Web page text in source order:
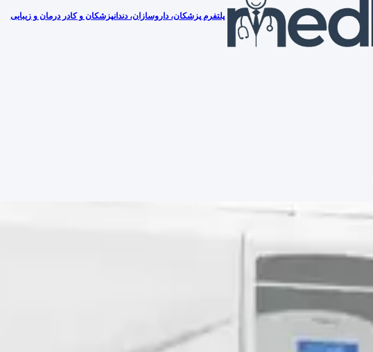
پلتفرم پزشکان، داروسازان، دندانپزشکان و کادر درمان و زیبایی